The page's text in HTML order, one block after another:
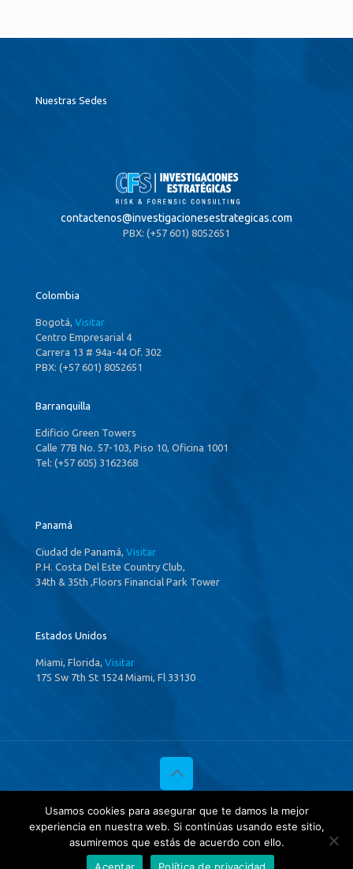
Nuestras Sedes
contactenos@investigacionesestrategicas.com
PBX: (+57 601) 8052651
Colombia
Bogotá, Visitar
Centro Empresarial 4
Carrera 13 # 94a-44 Of. 302
PBX: (+57 601) 8052651
Barranquilla
Edificio Green Towers
Calle 77B No. 57-103, Piso 10, Oficina 1001
Tel: (+57 605) 3162368
Panamá
Ciudad de Panamá, Visitar
P.H. Costa Del Este Country Club,
34th & 35th ,Floors Financial Park Tower
Estados Unidos
Miami, Florida, Visitar
175 Sw 7th St 1524 Miami, Fl 33130
© 2020 Investigaciones Estratégicas & Asociados. All Rights
Reserved
Política de privacidad
yTratamientos de datos.
Usamos cookies para asegurar que te damos la mejor
experiencia en nuestra web. Si continúas usando este sitio,
asumiremos que estás de acuerdo con ello.
Aceptar
Política de privacidad